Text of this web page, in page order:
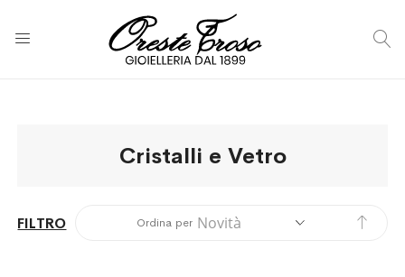
Cristalli e Vetro
FILTRO Ordina per